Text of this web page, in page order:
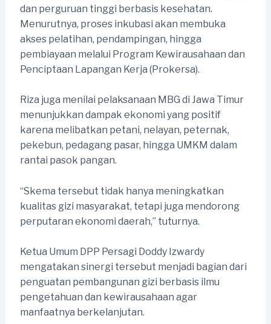
dan perguruan tinggi berbasis kesehatan.
Menurutnya, proses inkubasi akan membuka
akses pelatihan, pendampingan, hingga
pembiayaan melalui Program Kewirausahaan dan
Penciptaan Lapangan Kerja (Prokersa).
Riza juga menilai pelaksanaan MBG di Jawa Timur
menunjukkan dampak ekonomi yang positif
karena melibatkan petani, nelayan, peternak,
pekebun, pedagang pasar, hingga UMKM dalam
rantai pasok pangan.
“Skema tersebut tidak hanya meningkatkan
kualitas gizi masyarakat, tetapi juga mendorong
perputaran ekonomi daerah,” tuturnya.
Ketua Umum DPP Persagi Doddy Izwardy
mengatakan sinergi tersebut menjadi bagian dari
penguatan pembangunan gizi berbasis ilmu
pengetahuan dan kewirausahaan agar
manfaatnya berkelanjutan.